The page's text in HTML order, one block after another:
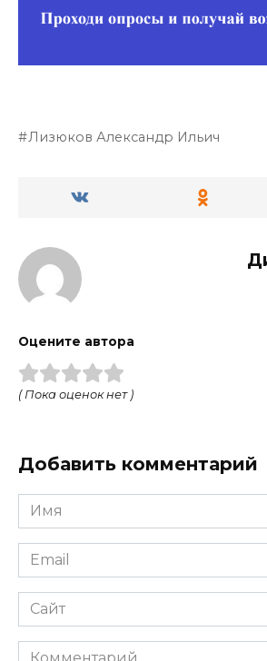
Лизюков Александр Ильич
Оцените автора
( Пока оценок нет )
Добавить комментарий
Имя
Email
Сайт
Комментарий